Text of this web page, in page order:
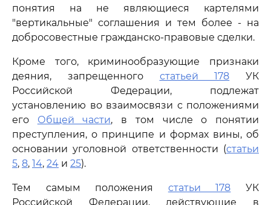
понятия на не являющиеся картелями
"вертикальные" соглашения и тем более - на
добросовестные гражданско-правовые сделки.
Кроме того, криминообразующие признаки
деяния, запрещенного статьей 178 УК
Российской Федерации, подлежат
установлению во взаимосвязи с положениями
его Общей части, в том числе о понятии
преступления, о принципе и формах вины, об
основании уголовной ответственности (статьи
5, 8, 14, 24 и 25).
Тем самым положения статьи 178 УК
Российской Федерации, действующие в